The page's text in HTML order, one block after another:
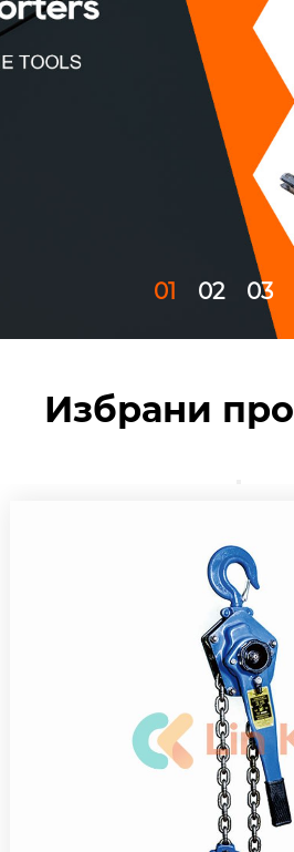
01 02 03
Избрани